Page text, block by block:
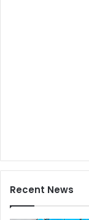
Recent News